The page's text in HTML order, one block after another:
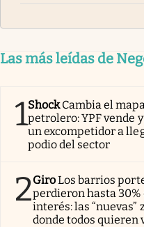
Las más leídas de
1Shock Cambia el
petrolero: YPF vende y
un excompetidor a
podio del sector
2GiroLos barrios
perdieron hasta 30%
interés: las “nuevas”
donde todos quieren